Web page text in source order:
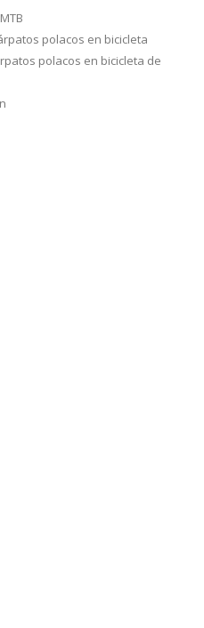
polacos en bicicleta
polacos en bicicleta de